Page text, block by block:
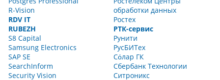
R-Vision
RDV IT
RUBEZH
S8 Capital
Samsung Electronics
SAP SE
SearchInform
Security Vision
обработки данных
Ростех
РТК-сервис
Рунити
РусБИТех
Сόлар ГК
Сбербанк Технологии
Ситроникс